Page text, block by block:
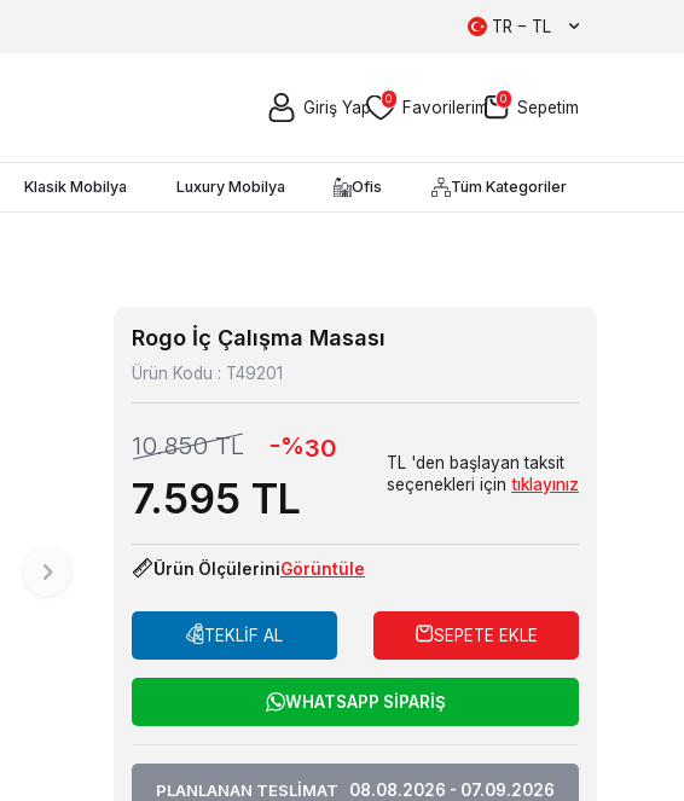
TR − TL
Giriş Yap 0 Favorilerim 0 Sepetim
Klasik Mobilya Luxury Mobilya Ofis Tüm Kategoriler
Rogo İç Çalışma Masası
Ürün Kodu : T49201
10.850TL -%30
7.595 TL
TL 'den başlayan taksit
seçenekleri için tıklayınız
Ürün ÖlçüleriniGörüntüle
TEKLİF AL SEPETE EKLE
WHATSAPP SİPARİŞ
PLANLANAN TESLİMAT 08.08.2026 - 07.09.2026